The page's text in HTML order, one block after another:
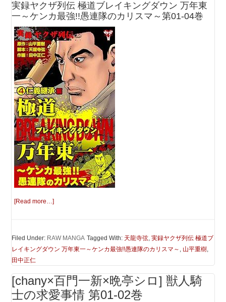
実録ヤクザ列伝 極道ブレイキングダウン 万年東
一～ケンカ最強!!愚連隊のカリスマ～第01-04巻
[Read more…]
Filed Under: RAW MANGA Tagged With: 天龍寺弦,実録ヤクザ列伝 極道ブ
レイキングダウン 万年東一～ケンカ最強!!愚連隊のカリスマ～ , 山平重樹,
田中正仁
[chany×百門一新×晩亭シロ] 獣人騎
士の求愛事情 第01-02巻